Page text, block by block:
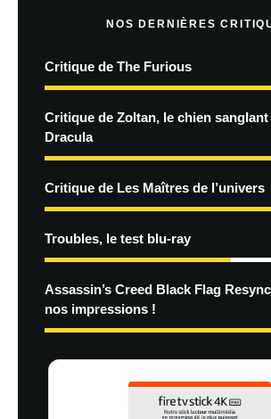
NOS DERNIÈRES
Critique de The Furious
Critique de Zoltan, le chien sanglant
Dracula
Critique de Les Maîtres de l’univers
Troubles, le test blu-ray
Assassin’s Creed Black Flag
nos impressions !